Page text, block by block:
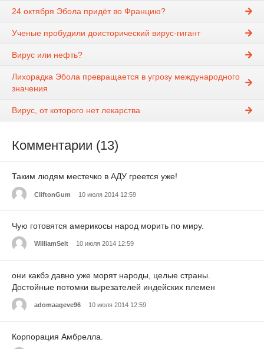
24 октября Эбола придёт во Францию?
Ученые пробудили доисторический вирус-гигант
Вирус или нефть?
Лихорадка Эбола превращается в угрозу международного
значения
Вирус, от которого нет лекарства
Комментарии (13)
Таким людям местечко в АДУ греется уже!
CliftonGum 10 июля 2014 12:59
Чую готовятся америкосы народ морить по миру.
WilliamSelt 10 июля 2014 12:59
они какбэ давно уже морят народы, целые страны.
Достойные потомки вырезателей индейских племен
adomaageve96 10 июля 2014 12:59
Корпорация Амбрелла.